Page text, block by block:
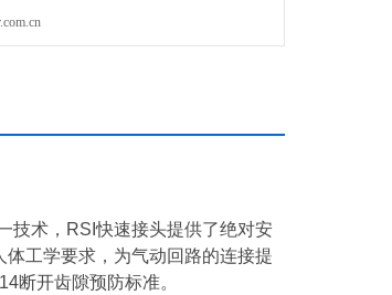
技术，RSI快速接头提供了绝对安
工学要求，为气动回路的连接提
断开齿隙预防标准。